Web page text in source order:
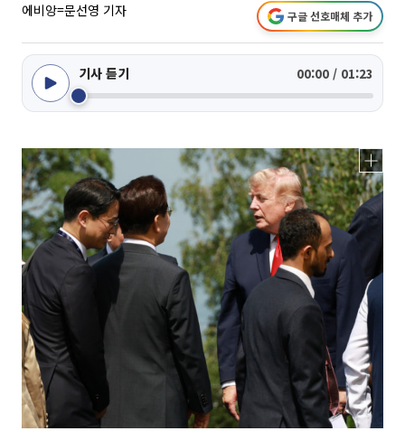
에비앙=문선영 기자 구글 선호매체 추가
기사 듣기 00:00 / 01:23